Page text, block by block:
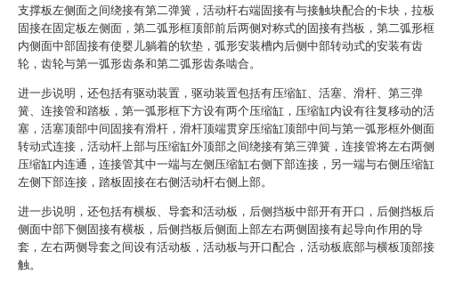
支撑板左侧面之间绕接有第二弹簧，活动杆右端固接有与接触块配合的卡块，拉板
固接在固定板左侧面，第二弧形框顶部前后两侧对称式的固接有挡板，第二弧形框
内侧面中部固接有使婴儿躺着的软垫，弧形安装槽内后侧中部转动式的安装有齿
轮，齿轮与第一弧形齿条和第二弧形齿条啮合。
进一步说明，还包括有驱动装置，驱动装置包括有压缩缸、活塞、滑杆、第三弹
簧、连接管和踏板，第一弧形框下方设有两个压缩缸，压缩缸内设有往复移动的活
塞，活塞顶部中间固接有滑杆，滑杆顶端贯穿压缩缸顶部中间与第一弧形框外侧面
转动式连接，活动杆上部与压缩缸外顶部之间绕接有第三弹簧，连接管将左右两侧
压缩缸内连通，连接管其中一端与左侧压缩缸右侧下部连接，另一端与右侧压缩缸
左侧下部连接，踏板固接在右侧活动杆右侧上部。
进一步说明，还包括有横板、导套和活动板，后侧挡板中部开有开口，后侧挡板后
侧面中部下侧固接有横板，后侧挡板后侧面上部左右两侧固接有起导向作用的导
套，左右两侧导套之间设有活动板，活动板与开口配合，活动板底部与横板顶部接
触。